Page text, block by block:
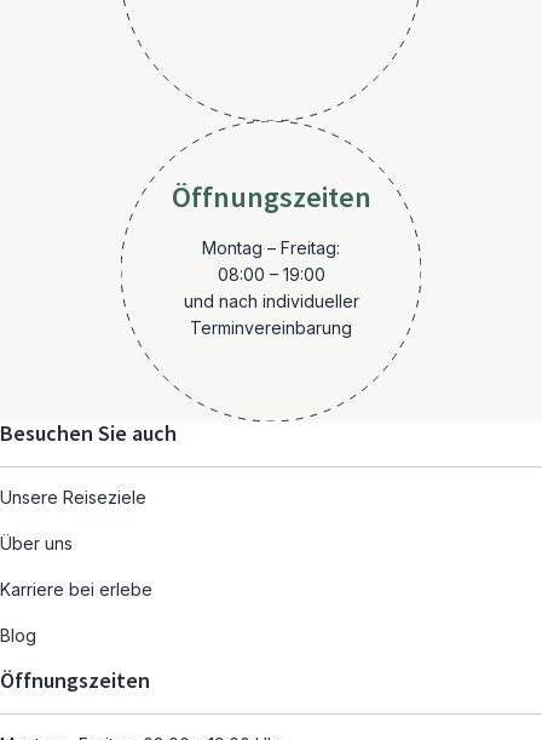
Öffnungszeiten
Montag – Freitag:
08:00 – 19:00
und nach individueller
Terminvereinbarung
Besuchen Sie auch
Unsere Reiseziele
Über uns
Karriere bei erlebe
Blog
Öffnungszeiten